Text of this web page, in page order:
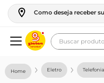
Como deseja receber
Buscar
Eletro Telefonia
geladeira